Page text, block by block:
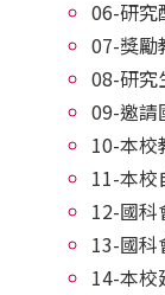
06-研究
07-獎勵
08-研究
09-邀請
10-本校
11-本校
12-國科
13-國科
14-本校